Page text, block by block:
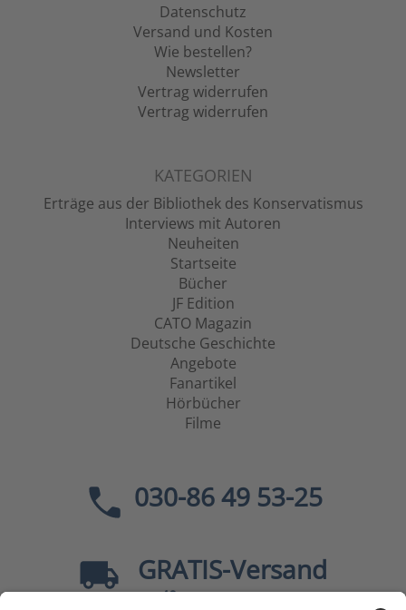
Datenschutz
Versand und Kosten
Wie bestellen?
Newsletter
Vertrag widerrufen
Vertrag widerrufen
KATEGORIEN
Erträge aus der Bibliothek des Konservatismus
Interviews mit Autoren
Neuheiten
Startseite
Bücher
JF Edition
CATO Magazin
Deutsche Geschichte
Angebote
Fanartikel
Hörbücher
Filme
030-86 49 53-25
GRATIS-Versand
40